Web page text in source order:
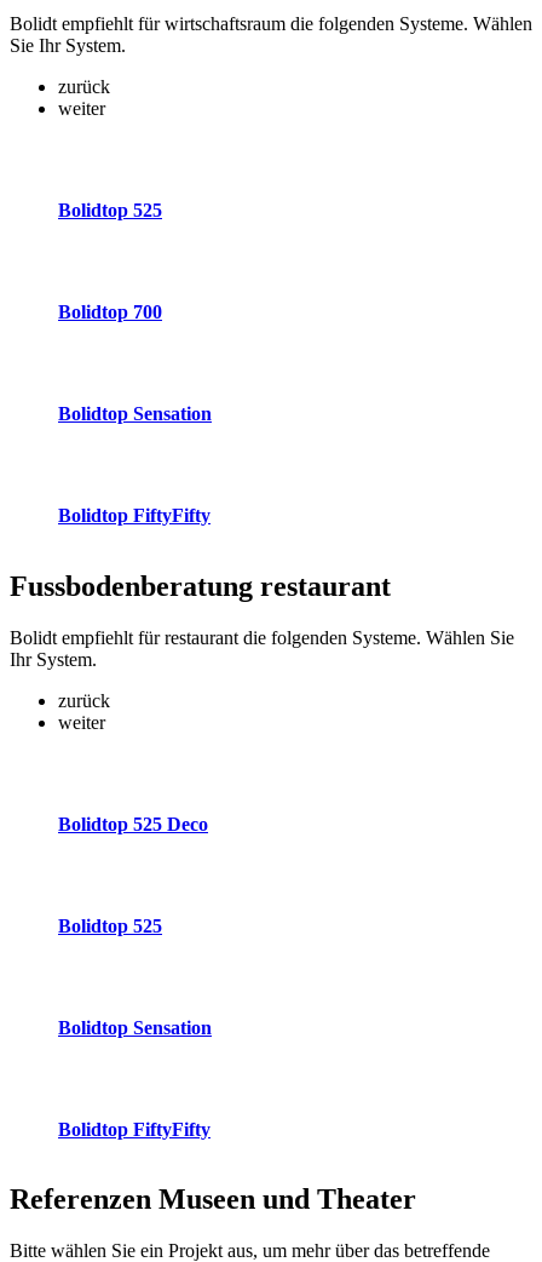
Bolidt empfiehlt für wirtschaftsraum die folgenden Systeme. Wählen
Sie Ihr System.
zurück
weiter
Bolidtop 525
Bolidtop 700
Bolidtop Sensation
Bolidtop FiftyFifty
Fussbodenberatung restaurant
Bolidt empfiehlt für restaurant die folgenden Systeme. Wählen Sie
Ihr System.
zurück
weiter
Bolidtop 525 Deco
Bolidtop 525
Bolidtop Sensation
Bolidtop FiftyFifty
Referenzen Museen und Theater
Bitte wählen Sie ein Projekt aus, um mehr über das betreffende